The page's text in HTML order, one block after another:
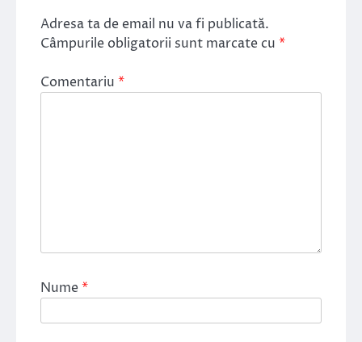
Adresa ta de email nu va fi publicată.
Câmpurile obligatorii sunt marcate cu *
Comentariu *
Nume*